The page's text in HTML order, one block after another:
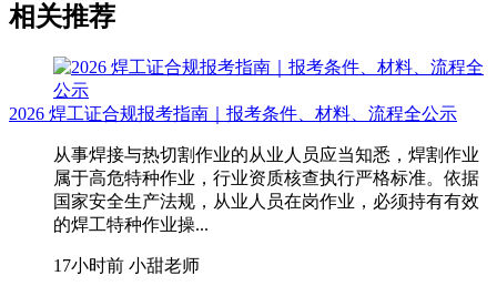
相关推荐
2026 焊工证合规报考指南｜报考条件、材料、流程全公示
从事焊接与热切割作业的从业人员应当知悉，焊割作业
属于高危特种作业，行业资质核查执行严格标准。依据
国家安全生产法规，从业人员在岗作业，必须持有有效
的焊工特种作业操...
17小时前 小甜老师